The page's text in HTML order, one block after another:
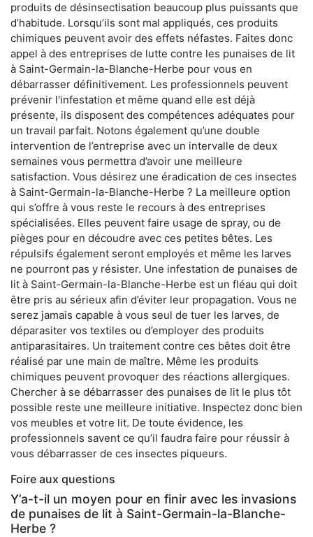
produits de désinsectisation beaucoup plus puissants que
d’habitude. Lorsqu’ils sont mal appliqués, ces produits
chimiques peuvent avoir des effets néfastes. Faites donc
appel à des entreprises de lutte contre les punaises de lit
à Saint-Germain-la-Blanche-Herbe pour vous en
débarrasser définitivement. Les professionnels peuvent
prévenir l'infestation et même quand elle est déjà
présente, ils disposent des compétences adéquates pour
un travail parfait. Notons également qu’une double
intervention de l’entreprise avec un intervalle de deux
semaines vous permettra d’avoir une meilleure
satisfaction. Vous désirez une éradication de ces insectes
à Saint-Germain-la-Blanche-Herbe ? La meilleure option
qui s’offre à vous reste le recours à des entreprises
spécialisées. Elles peuvent faire usage de spray, ou de
pièges pour en découdre avec ces petites bêtes. Les
répulsifs également seront employés et même les larves
ne pourront pas y résister. Une infestation de punaises de
lit à Saint-Germain-la-Blanche-Herbe est un fléau qui doit
être pris au sérieux afin d’éviter leur propagation. Vous ne
serez jamais capable à vous seul de tuer les larves, de
déparasiter vos textiles ou d’employer des produits
antiparasitaires. Un traitement contre ces bêtes doit être
réalisé par une main de maître. Même les produits
chimiques peuvent provoquer des réactions allergiques.
Chercher à se débarrasser des punaises de lit le plus tôt
possible reste une meilleure initiative. Inspectez donc bien
vos meubles et votre lit. De toute évidence, les
professionnels savent ce qu’il faudra faire pour réussir à
vous débarrasser de ces insectes piqueurs.
Foire aux questions
Y’a-t-il un moyen pour en finir avec les invasions
de punaises de lit à Saint-Germain-la-Blanche-
Herbe ?